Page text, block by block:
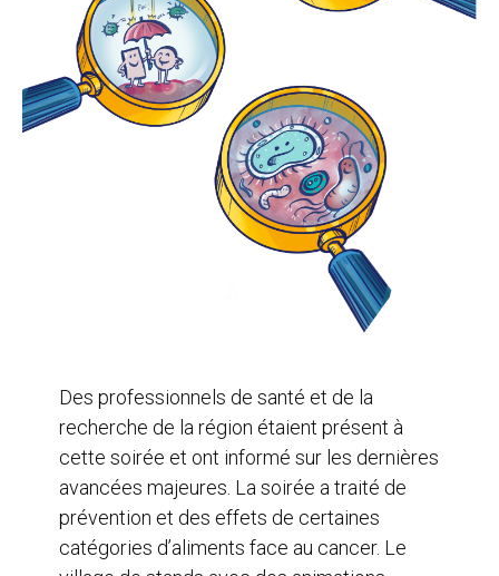
Des professionnels de santé et de la
recherche de la région étaient présent à
cette soirée et ont informé sur les dernières
avancées majeures. La soirée a traité de
prévention et des effets de certaines
catégories d’aliments face au cancer. Le